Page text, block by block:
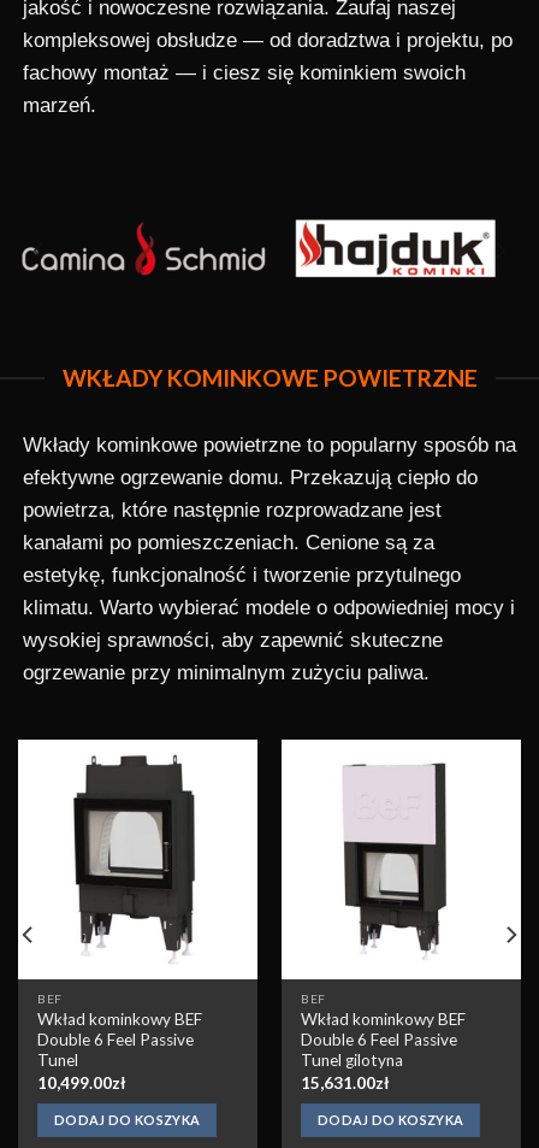
jakość i nowoczesne rozwiązania. Zaufaj naszej
kompleksowej obsłudze — od doradztwa i projektu, po
fachowy montaż — i ciesz się kominkiem swoich
marzeń.
WKŁADY KOMINKOWE POWIETRZNE
Wkłady kominkowe powietrzne to popularny sposób na
efektywne ogrzewanie domu. Przekazują ciepło do
powietrza, które następnie rozprowadzane jest
kanałami po pomieszczeniach. Cenione są za
estetykę, funkcjonalność i tworzenie przytulnego
klimatu. Warto wybierać modele o odpowiedniej mocy i
wysokiej sprawności, aby zapewnić skuteczne
ogrzewanie przy minimalnym zużyciu paliwa.
BEF
Wkład kominkowy BEF
Double 6 Feel Passive
Tunel
10,499.00zł
DODAJ DO KOSZYKA
BEF
Wkład kominkowy BEF
Double 6 Feel Passive
Tunel gilotyna
15,631.00zł
DODAJ DO KOSZYKA